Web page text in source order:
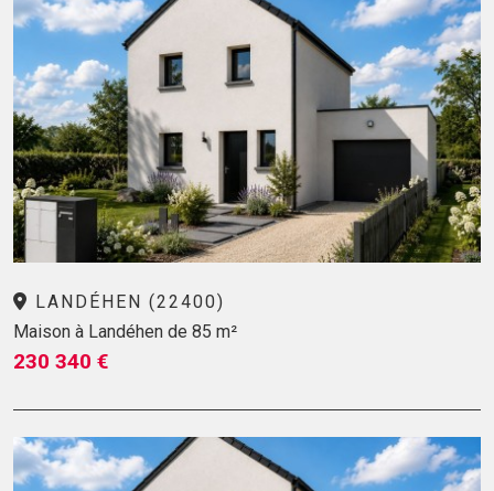
LANDÉHEN (22400)
Maison à Landéhen de 85 m²
230 340 €